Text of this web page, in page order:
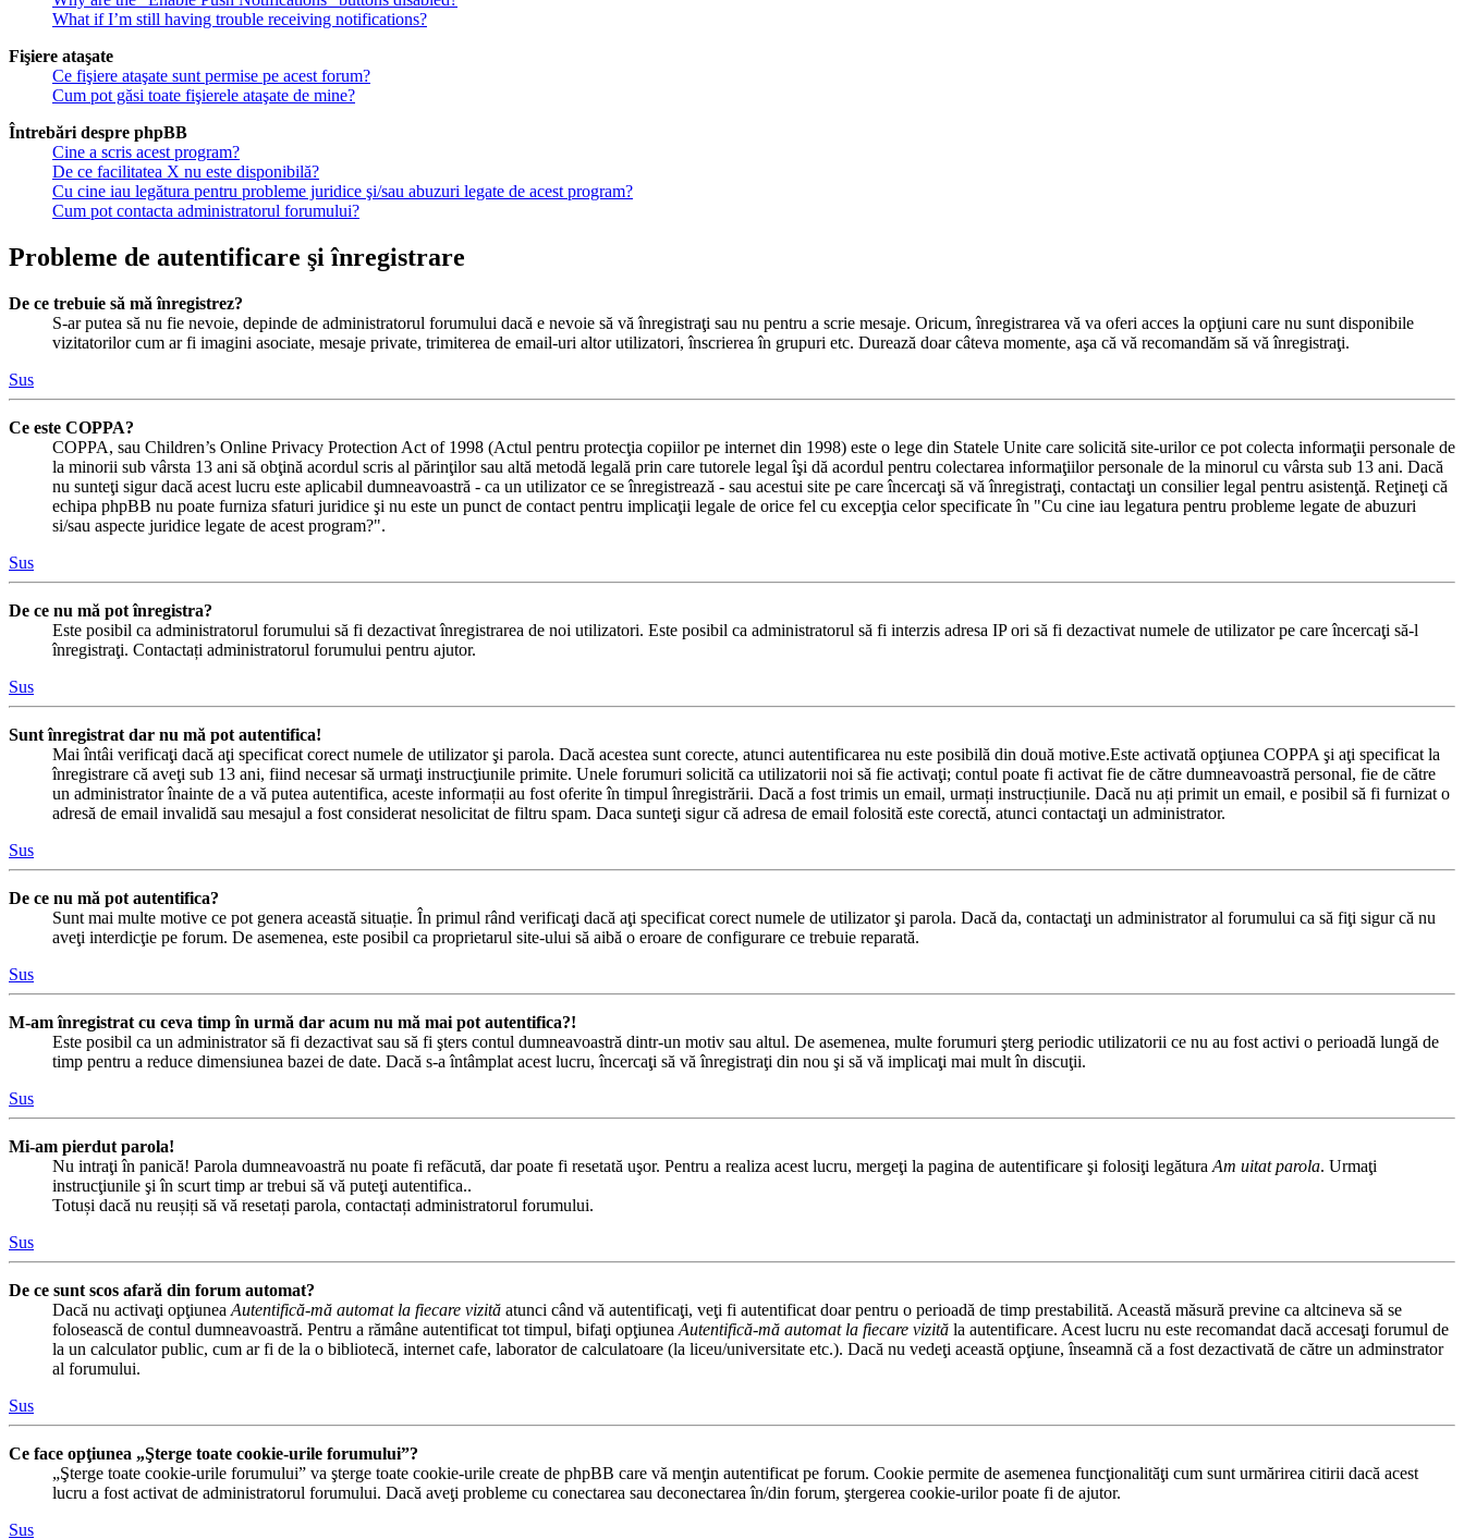
What if I’m still having trouble receiving notifications?
Fişiere ataşate
Ce fişiere ataşate sunt permise pe acest forum?
Cum pot găsi toate fişierele ataşate de mine?
Întrebări despre phpBB
Cine a scris acest program?
De ce facilitatea X nu este disponibilă?
Cu cine iau legătura pentru probleme juridice şi/sau abuzuri legate de acest program?
Cum pot contacta administratorul forumului?
Probleme de autentificare şi înregistrare
De ce trebuie să mă înregistrez?
S-ar putea să nu fie nevoie, depinde de administratorul forumului dacă e nevoie să vă înregistraţi sau nu pentru a scrie mesaje. Oricum, înregistrarea vă va oferi acces la opţiuni care nu sunt disponibile
vizitatorilor cum ar fi imagini asociate, mesaje private, trimiterea de email-uri altor utilizatori, înscrierea în grupuri etc. Durează doar câteva momente, aşa că vă recomandăm să vă înregistraţi.
Sus
Ce este COPPA?
COPPA, sau Children’s Online Privacy Protection Act of 1998 (Actul pentru protecţia copiilor pe internet din 1998) este o lege din Statele Unite care solicită site-urilor ce pot colecta informaţii personale de
la minorii sub vârsta 13 ani să obţină acordul scris al părinţilor sau altă metodă legală prin care tutorele legal îşi dă acordul pentru colectarea informaţiilor personale de la minorul cu vârsta sub 13 ani. Dacă
nu sunteţi sigur dacă acest lucru este aplicabil dumneavoastră - ca un utilizator ce se înregistrează - sau acestui site pe care încercaţi să vă înregistraţi, contactaţi un consilier legal pentru asistenţă. Reţineţi că
echipa phpBB nu poate furniza sfaturi juridice şi nu este un punct de contact pentru implicaţii legale de orice fel cu excepţia celor specificate în "Cu cine iau legatura pentru probleme legate de abuzuri
si/sau aspecte juridice legate de acest program?".
Sus
De ce nu mă pot înregistra?
Este posibil ca administratorul forumului să fi dezactivat înregistrarea de noi utilizatori. Este posibil ca administratorul să fi interzis adresa IP ori să fi dezactivat numele de utilizator pe care încercaţi să-l
înregistraţi. Contactați administratorul forumului pentru ajutor.
Sus
Sunt înregistrat dar nu mă pot autentifica!
Mai întâi verificaţi dacă aţi specificat corect numele de utilizator şi parola. Dacă acestea sunt corecte, atunci autentificarea nu este posibilă din două motive.Este activată opţiunea COPPA şi aţi specificat la
înregistrare că aveţi sub 13 ani, fiind necesar să urmaţi instrucţiunile primite. Unele forumuri solicită ca utilizatorii noi să fie activaţi; contul poate fi activat fie de către dumneavoastră personal, fie de către
un administrator înainte de a vă putea autentifica, aceste informații au fost oferite în timpul înregistrării. Dacă a fost trimis un email, urmați instrucțiunile. Dacă nu ați primit un email, e posibil să fi furnizat o
adresă de email invalidă sau mesajul a fost considerat nesolicitat de filtru spam. Daca sunteţi sigur că adresa de email folosită este corectă, atunci contactaţi un administrator.
Sus
De ce nu mă pot autentifica?
Sunt mai multe motive ce pot genera această situație. În primul rând verificaţi dacă aţi specificat corect numele de utilizator şi parola. Dacă da, contactaţi un administrator al forumului ca să fiţi sigur că nu
aveţi interdicţie pe forum. De asemenea, este posibil ca proprietarul site-ului să aibă o eroare de configurare ce trebuie reparată.
Sus
M-am înregistrat cu ceva timp în urmă dar acum nu mă mai pot autentifica?!
Este posibil ca un administrator să fi dezactivat sau să fi şters contul dumneavoastră dintr-un motiv sau altul. De asemenea, multe forumuri şterg periodic utilizatorii ce nu au fost activi o perioadă lungă de
timp pentru a reduce dimensiunea bazei de date. Dacă s-a întâmplat acest lucru, încercaţi să vă înregistraţi din nou şi să vă implicaţi mai mult în discuţii.
Sus
Mi-am pierdut parola!
Nu intraţi în panică! Parola dumneavoastră nu poate fi refăcută, dar poate fi resetată uşor. Pentru a realiza acest lucru, mergeţi la pagina de autentificare şi folosiţi legătura Am uitat parola. Urmaţi
instrucţiunile şi în scurt timp ar trebui să vă puteţi autentifica..
Totuși dacă nu reușiți să vă resetați parola, contactați administratorul forumului.
Sus
De ce sunt scos afară din forum automat?
Dacă nu activaţi opţiunea Autentifică-mă automat la fiecare vizită atunci când vă autentificaţi, veţi fi autentificat doar pentru o perioadă de timp prestabilită. Această măsură previne ca altcineva să se
folosească de contul dumneavoastră. Pentru a rămâne autentificat tot timpul, bifaţi opţiunea Autentifică-mă automat la fiecare vizită la autentificare. Acest lucru nu este recomandat dacă accesaţi forumul de
la un calculator public, cum ar fi de la o bibliotecă, internet cafe, laborator de calculatoare (la liceu/universitate etc.). Dacă nu vedeţi această opţiune, înseamnă că a fost dezactivată de către un adminstrator
al forumului.
Sus
Ce face opţiunea „Şterge toate cookie-urile forumului”?
„Şterge toate cookie-urile forumului” va şterge toate cookie-urile create de phpBB care vă menţin autentificat pe forum. Cookie permite de asemenea funcţionalităţi cum sunt urmărirea citirii dacă acest
lucru a fost activat de administratorul forumului. Dacă aveţi probleme cu conectarea sau deconectarea în/din forum, ştergerea cookie-urilor poate fi de ajutor.
Sus